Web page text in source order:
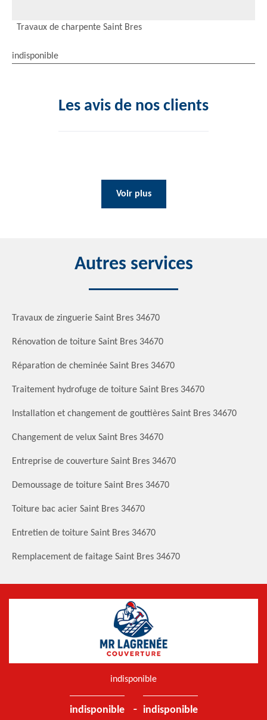
Travaux de charpente Saint Bres
indisponible
Les avis de nos clients
Voir plus
Autres services
Travaux de zinguerie Saint Bres 34670
Rénovation de toiture Saint Bres 34670
Réparation de cheminée Saint Bres 34670
Traitement hydrofuge de toiture Saint Bres 34670
Installation et changement de gouttières Saint Bres 34670
Changement de velux Saint Bres 34670
Entreprise de couverture Saint Bres 34670
Demoussage de toiture Saint Bres 34670
Toiture bac acier Saint Bres 34670
Entretien de toiture Saint Bres 34670
Remplacement de faitage Saint Bres 34670
indisponible
indisponible - indisponible